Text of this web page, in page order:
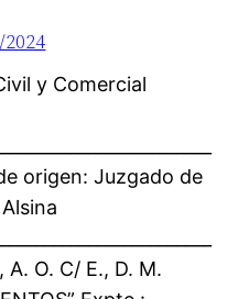
y Comercial
de origen: Juzgado de
A. O. C/ E., D. M.